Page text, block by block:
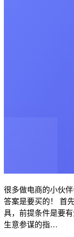
很多做电商的小伙
答案是要买的！ 首
具，前提条件是要
生意参谋的指…